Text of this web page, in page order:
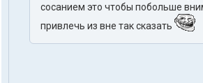
сосанием это чтобы побольше
привлечь из вне так сказать